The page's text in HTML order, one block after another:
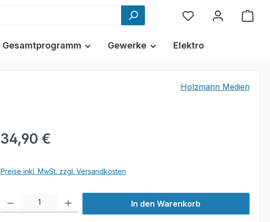
Gesamtprogramm Gewerke Elektro
Holzmann Medien
34,90 €
Preise inkl. MwSt. zzgl. Versandkosten
Produkt Anzahl: Gib den gewünschten Wert ein oder benutze die Schaltflächen
In den Warenkorb